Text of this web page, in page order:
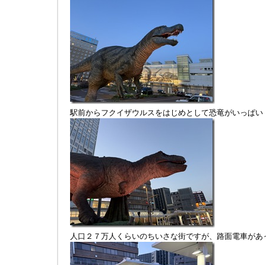
駅前からフクイザウルスをはじめとして恐竜がいっぱい
人口２７万人くらいのちいさな街ですが、路面電車が